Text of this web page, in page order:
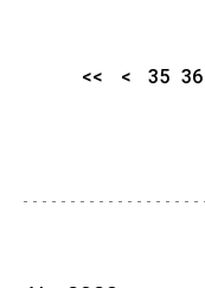
<< < 35 36